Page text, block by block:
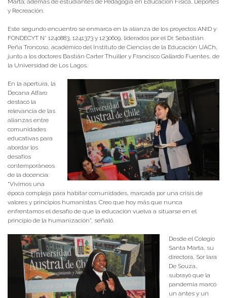
Marta; además de estudiantes de Pedagogía en Educación Física, Deportes
y Recreación.
Este segundo encuentro se enmarca en la alianza de los proyectos ANID y
FONDECYT N° 1240883, 1241373 y 1230609, liderados por el Dr. Sebastián
Peña Troncoso, académico del Instituto de Ciencias de la Educación UACh,
junto a los doctores Bastián Carter Thuiller y Francisco Gallardo Fuentes, de
la Universidad de Los Lagos.
En la apertura, la
Decana Alfaro
destacó la
relevancia de las
alianzas entre
comunidades
educativas para
abordar los
desafíos
contemporáneos
de la docencia:
“Vivimos una
época compleja para habitar comunidades, marcada por una crisis de
valores y principios humanistas. Creo que hoy más que nunca
enfrentamos el desafío de que la educación vuelva a situarse en el
principio de la humanización”, señaló.
Desde el Colegio
Santa Marta, su
directora, Sor Iara
De Souza,
subrayó que la
pandemia marcó
un antes y un